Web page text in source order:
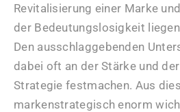
Revitalisierung einer Marke
der Bedeutungslosigkeit
Den ausschlaggebenden
dabei oft an der Stärke und
Strategie festmachen. Aus
markenstrategisch enorm